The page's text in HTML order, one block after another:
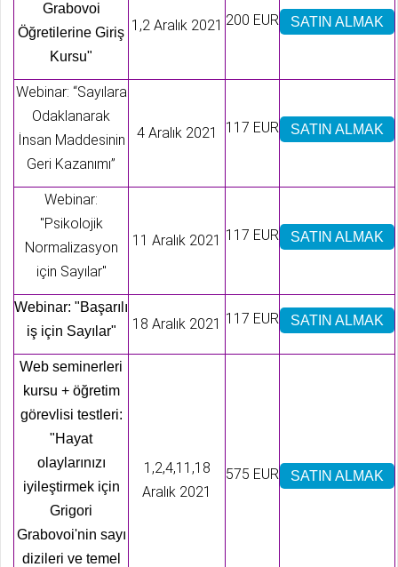
Grabovoi
Öğretilerine Giriş
Kursu"
1,2 Aralık 2021 200 EUR SATIN ALMAK
Webinar: “Sayılara
Odaklanarak
İnsan Maddesinin
Geri Kazanımı”
4 Aralık 2021 117 EUR SATIN ALMAK
Webinar:
"Psikolojik
Normalizasyon
için Sayılar"
11 Aralık 2021 117 EUR SATIN ALMAK
Webinar: "Başarılı
iş için Sayılar"
18 Aralık 2021 117 EUR SATIN ALMAK
Web seminerleri
kursu + öğretim
görevlisi testleri:
"Hayat
olaylarınızı
iyileştirmek için
Grigori
Grabovoi'nin sayı
dizileri ve temel
1,2,4,11,18
Aralık 2021
575 EUR SATIN ALMAK